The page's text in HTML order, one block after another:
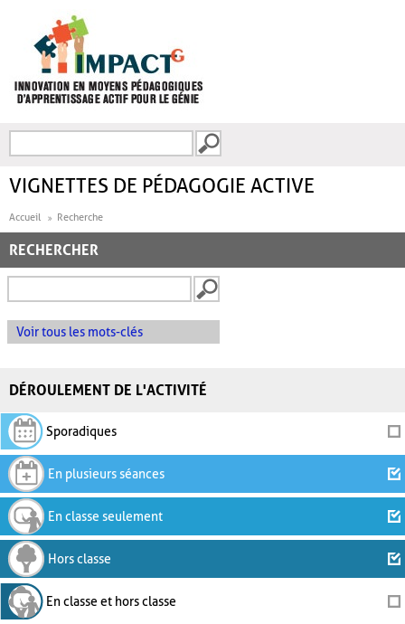
FORMULAIRE DE
VIGNETTES DE PÉDAGOGIE ACTIVE
Accueil Recherche
RECHERCHER
Voir tous les mots-clés
DÉROULEMENT DE L'ACTIVITÉ
Sporadiques
En plusieurs séances
En classe seulement
Hors classe
En classe et hors classe